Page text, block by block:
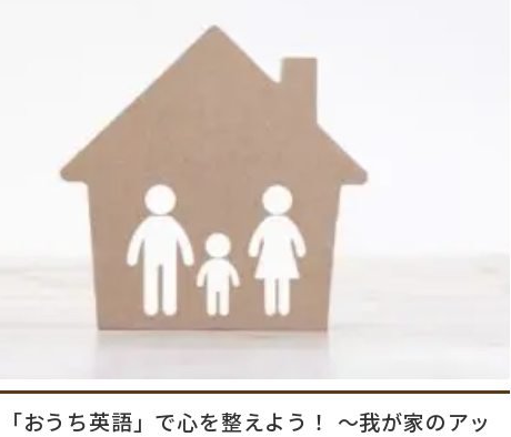
おうち英語」で心を整えよう！ ～我が家のアッ